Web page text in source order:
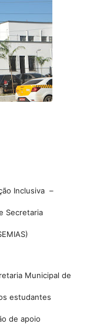
Inclusiva –
Secretaria
Municipal de
estudantes
de apoio